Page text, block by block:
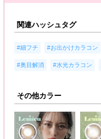
関連ハッシュタグ
#細フチ #お出かけカラコン
#奥目解消 #水光カラコン
その他カラー